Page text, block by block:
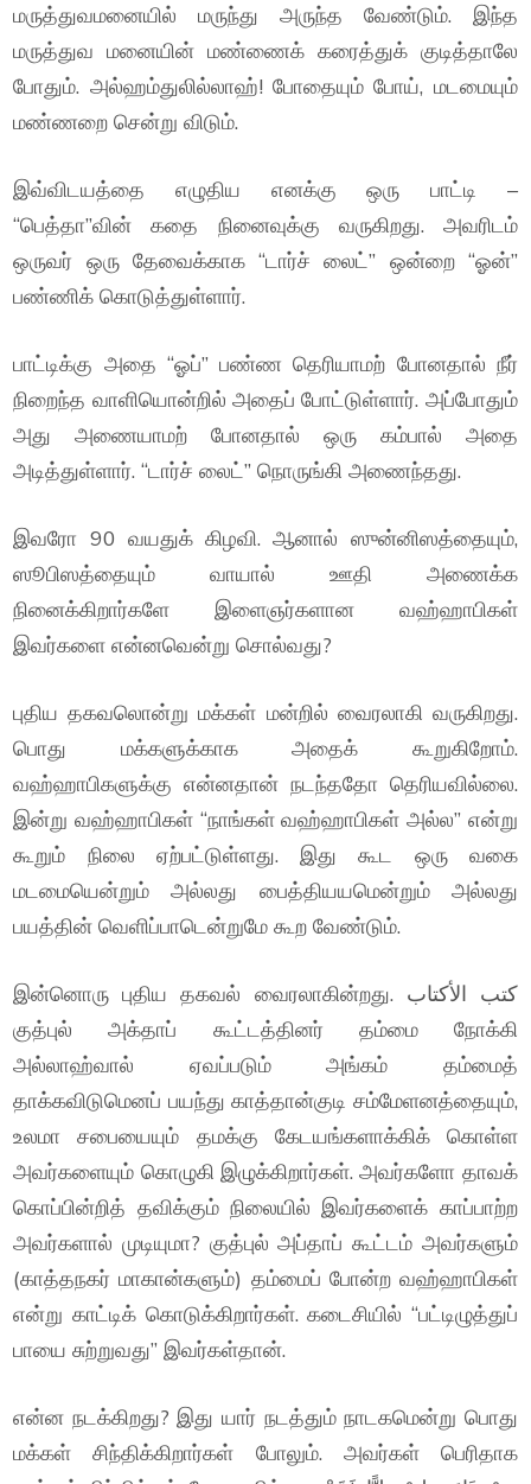
மருத்துவமனையில் மருந்து அருந்த வேண்டும். இந்த
மருத்துவ மனையின் மண்ணைக் கரைத்துக் குடித்தாலே
போதும். அல்ஹம்துலில்லாஹ்! போதையும் போய், மடமையும்
மண்ணறை சென்று விடும்.
இவ்விடயத்தை எழுதிய எனக்கு ஒரு பாட்டி –
“பெத்தா”வின் கதை நினைவுக்கு வருகிறது. அவரிடம்
ஒருவர் ஒரு தேவைக்காக “டார்ச் லைட்” ஒன்றை “ஓன்”
பண்ணிக் கொடுத்துள்ளார்.
பாட்டிக்கு அதை “ஓப்” பண்ண தெரியாமற் போனதால் நீர்
நிறைந்த வாளியொன்றில் அதைப் போட்டுள்ளார். அப்போதும்
அது அணையாமற் போனதால் ஒரு கம்பால் அதை
அடித்துள்ளார். “டார்ச் லைட்” நொருங்கி அணைந்தது.
இவரோ 90 வயதுக் கிழவி. ஆனால் ஸுன்னிஸத்தையும்,
ஸூபிஸத்தையும் வாயால் ஊதி அணைக்க
நினைக்கிறார்களே இளைஞர்களான வஹ்ஹாபிகள்
இவர்களை என்னவென்று சொல்வது?
புதிய தகவலொன்று மக்கள் மன்றில் வைரலாகி வருகிறது.
பொது மக்களுக்காக அதைக் கூறுகிறோம்.
வஹ்ஹாபிகளுக்கு என்னதான் நடந்ததோ தெரியவில்லை.
இன்று வஹ்ஹாபிகள் “நாங்கள் வஹ்ஹாபிகள் அல்ல” என்று
கூறும் நிலை ஏற்பட்டுள்ளது. இது கூட ஒரு வகை
மடமையென்றும் அல்லது பைத்தியயமென்றும் அல்லது
பயத்தின் வெளிப்பாடென்றுமே கூற வேண்டும்.
இன்னொரு புதிய தகவல் வைரலாகின்றது. كتب الأكتاب
குத்புல் அக்தாப் கூட்டத்தினர் தம்மை நோக்கி
அல்லாஹ்வால் ஏவப்படும் அங்கம் தம்மைத்
தாக்கவிடுமெனப் பயந்து காத்தான்குடி சம்மேளனத்தையும்,
உலமா சபையையும் தமக்கு கேடயங்களாக்கிக் கொள்ள
அவர்களையும் கொழுகி இழுக்கிறார்கள். அவர்களோ தாவக்
கொப்பின்றித் தவிக்கும் நிலையில் இவர்களைக் காப்பாற்ற
அவர்களால் முடியுமா? குத்புல் அப்தாப் கூட்டம் அவர்களும்
(காத்தநகர் மாகான்களும்) தம்மைப் போன்ற வஹ்ஹாபிகள்
என்று காட்டிக் கொடுக்கிறார்கள். கடைசியில் “பட்டிழுத்துப்
பாயை சுற்றுவது” இவர்கள்தான்.
என்ன நடக்கிறது? இது யார் நடத்தும் நாடகமென்று பொது
மக்கள் சிந்திக்கிறார்கள் போலும். அவர்கள் பெரிதாக